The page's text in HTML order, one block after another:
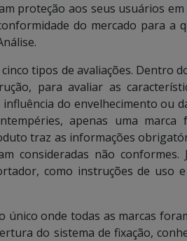
proteção aos seus usuários em
do mercado para a
tipos de avaliações. Dentro
para avaliar as
do envelhecimento ou
apenas uma marca
traz as informações
consideradas não conformes.
como instruções de uso
único onde todas as marcas
do sistema de fixação,